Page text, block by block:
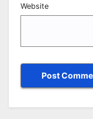
Website